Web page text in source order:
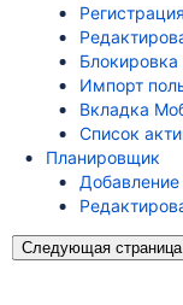
Блокировка
Импорт
Вкладка
Список
Планировщик
Добавление
Следующая страница